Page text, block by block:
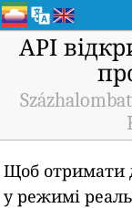
API
Щоб отримати
у режимі